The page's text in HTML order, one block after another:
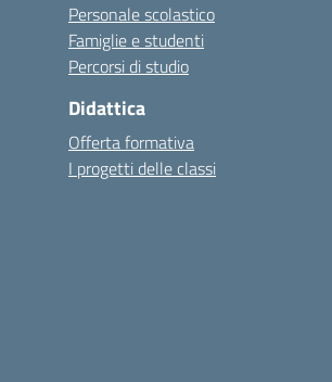
Personale scolastico
Famiglie e studenti
Percorsi di studio
Didattica
Offerta formativa
I progetti delle classi